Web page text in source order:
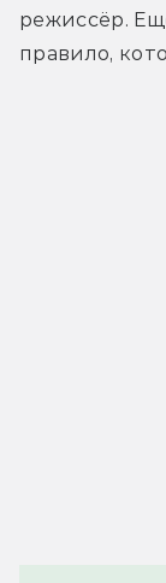
режиссёр.
правило,